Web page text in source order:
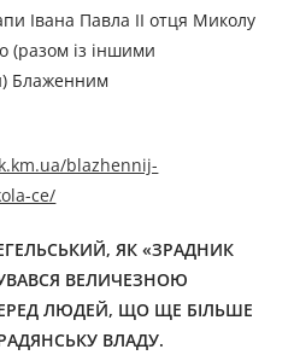
Івана Павла ІІ отця Миколу
(разом із іншими
Блаженним
blazhennij-
ce/
ЯК «ЗРАДНИК
ВЕЛИЧЕЗНОЮ
ЛЮДЕЙ, ЩО ЩЕ БІЛЬШЕ
ВЛАДУ.